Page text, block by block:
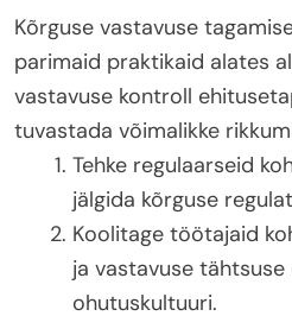
Kõrguse vastavuse
parimaid praktikaid alates
vastavuse kontroll
tuvastada võimalikke
Tehke regulaarseid
jälgida kõrguse
Koolitage töötajaid
ja vastavuse
ohutuskultuuri.